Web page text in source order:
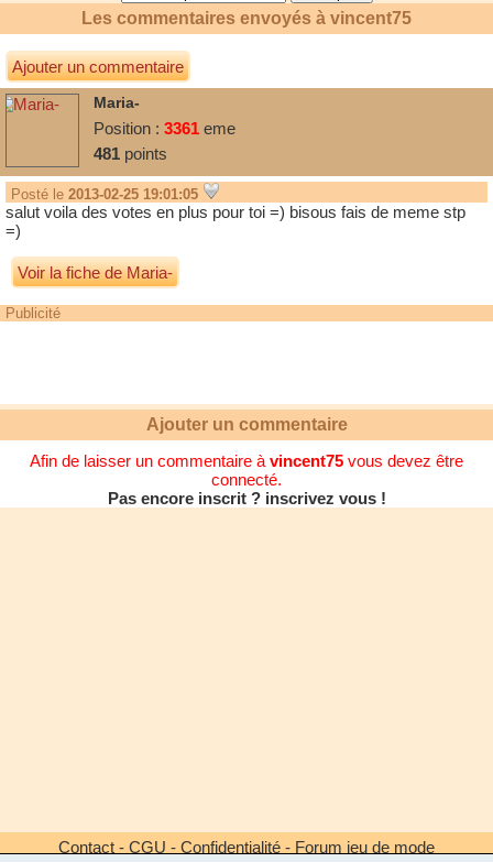
Les commentaires envoyés à vincent75
Ajouter un commentaire
Maria-
Position : 3361 eme
481 points
Posté le 2013-02-25 19:01:05
salut voila des votes en plus pour toi =) bisous fais de meme stp
=)
Voir la fiche de Maria-
Publicité
Ajouter un commentaire
Afin de laisser un commentaire à vincent75 vous devez être
connecté.
Pas encore inscrit ? inscrivez vous !
Contact - CGU - Confidentialité - Forum jeu de mode